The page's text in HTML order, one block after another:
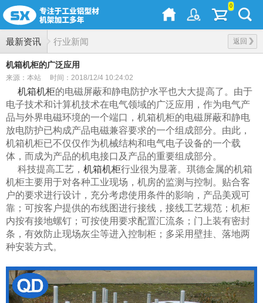
0
最新资讯 返回
行业新闻
机箱机柜的广泛应用
来源：本站 时间：2018/12/4 10:24:02
机箱机柜的电磁屏蔽和静电防护水平也大大提高了。由于
电子技术和计算机技术在电气领域的广泛应用，作为电气产
品与外界电磁环境的一个端口，机箱机柜的电磁屏蔽和静电
放电防护已构成产品电磁兼容要求的一个组成部分。由此，
机箱机柜已不仅仅作为机械结构和电气电子设备的一个载
体，而成为产品的机电接口及产品的重要组成部分。
科技提高工艺， 机箱机柜行业很为显著。琪德金属的机箱
机柜主要用于对各种工业现场，机房的监测与控制。贴合客
户的要求进行设计，充分考虑使用条件的影响，产品美观可
靠；可按客户提供的布线图进行接线，接线工艺规范；机柜
内按有接地螺钉；可按使用要求配置汇流条；门上装有密封
条，有效防止现场灰尘等进入控制柜；多采用壁挂、落地两
种安装方式。